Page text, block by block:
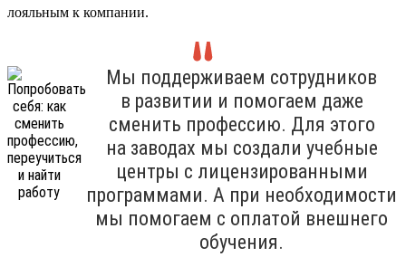
лояльным к компании.
Мы поддерживаем сотрудников
в развитии и помогаем даже
сменить профессию. Для этого
на заводах мы создали учебные
центры с лицензированными
программами. А при необходимости
мы помогаем с оплатой внешнего
обучения.